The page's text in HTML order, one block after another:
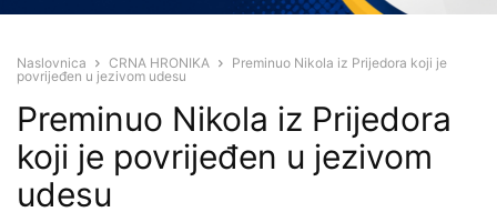
Naslovnica CRNA HRONIKA
Preminuo Nikola iz Prijedora koji je
povrijeđen u jezivom udesu
Preminuo Nikola iz Prijedora
koji je povrijeđen u jezivom
udesu